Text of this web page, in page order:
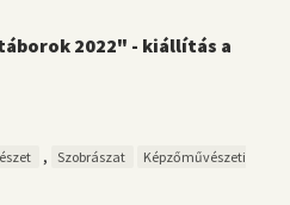
2022" - kiállítás a
, Szobrászat
Képzőművészeti